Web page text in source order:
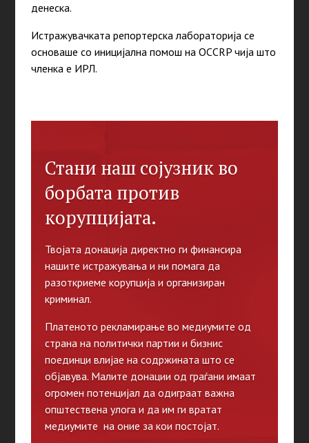
денеска.
Истражувачката репортерска лабораторија се
основаше со иницијална помош на OCCRP чија што
членка е ИРЛ.
Стани наш сојузник во
борбата против
корупцијата.
Твојата донација директно ги финансира
нашите истражувања и ни помага да
разоткриеме корупција и организиран
криминал.
Платеното рекламирање во медиумите од
страна на политички партии и бизнис
поединци влијае на содржината што се
објавува. Малите донации од граѓани имаат
огромен потенцијал да одиграат важна
општествена улога и да им ги вратат
медиумите на оние за кои постојат.